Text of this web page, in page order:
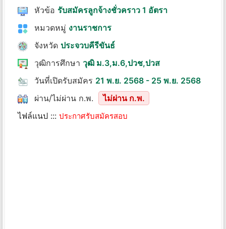
หัวข้อ รับสมัครลูกจ้างชั่วคราว 1 อัตรา
หมวดหมู่ งานราชการ
จังหวัด ประจวบคีรีขันธ์
วุฒิการศึกษา วุฒิ ม.3,ม.6,ปวช,ปวส
วันที่เปิดรับสมัคร 21 พ.ย. 2568 - 25 พ.ย. 2568
ผ่าน/ไม่ผ่าน ก.พ.
ไม่ผ่าน ก.พ.
ไฟล์แนป ::: ประกาศรับสมัครสอบ